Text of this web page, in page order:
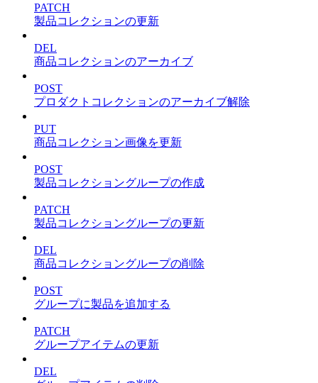
PATCH
製品コレクションの更新
DEL
商品コレクションのアーカイブ
POST
プロダクトコレクションのアーカイブ解除
PUT
商品コレクション画像を更新
POST
製品コレクショングループの作成
PATCH
製品コレクショングループの更新
DEL
商品コレクショングループの削除
POST
グループに製品を追加する
PATCH
グループアイテムの更新
DEL